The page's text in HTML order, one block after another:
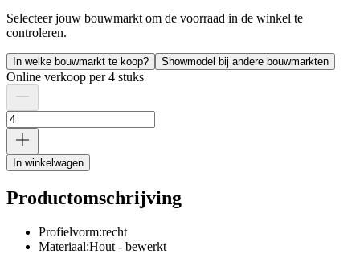
Selecteer jouw bouwmarkt om de voorraad in de winkel te
controleren.
In welke bouwmarkt te koop? Showmodel bij andere bouwmarkten
Online verkoop per 4 stuks
In winkelwagen
Productomschrijving
Profielvorm:recht
Materiaal:Hout - bewerkt